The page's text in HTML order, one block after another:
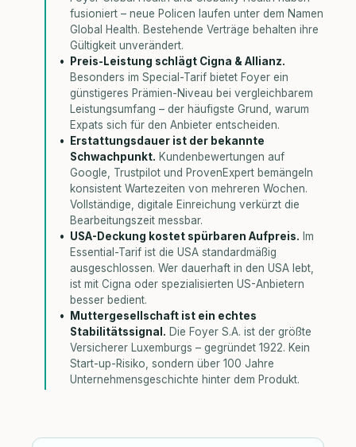
fusioniert – neue Policen laufen unter dem Namen
Global Health. Bestehende Verträge behalten ihre
Gültigkeit unverändert.
Preis-Leistung schlägt Cigna & Allianz.
Besonders im Special-Tarif bietet Foyer ein
günstigeres Prämien-Niveau bei vergleichbarem
Leistungsumfang – der häufigste Grund, warum
Expats sich für den Anbieter entscheiden.
Erstattungsdauer ist der bekannte
Schwachpunkt. Kundenbewertungen auf
Google, Trustpilot und ProvenExpert bemängeln
konsistent Wartezeiten von mehreren Wochen.
Vollständige, digitale Einreichung verkürzt die
Bearbeitungszeit messbar.
USA-Deckung kostet spürbaren Aufpreis. Im
Essential-Tarif ist die USA standardmäßig
ausgeschlossen. Wer dauerhaft in den USA lebt,
ist mit Cigna oder spezialisierten US-Anbietern
besser bedient.
Muttergesellschaft ist ein echtes
Stabilitätssignal. Die Foyer S.A. ist der größte
Versicherer Luxemburgs – gegründet 1922. Kein
Start-up-Risiko, sondern über 100 Jahre
Unternehmensgeschichte hinter dem Produkt.